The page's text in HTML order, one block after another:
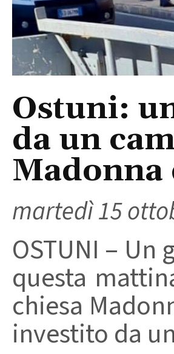
Ostuni:
da un
Madonna
martedì 15
OSTUNI –
questa
chiesa
investito da